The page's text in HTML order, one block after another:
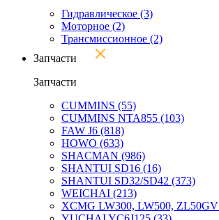
Гидравлическое (3)
Моторное (2)
Трансмиссионное (2)
Запчасти
Запчасти
CUMMINS (55)
CUMMINS NTA855 (103)
FAW J6 (818)
HOWO (633)
SHACMAN (986)
SHANTUI SD16 (16)
SHANTUI SD32/SD42 (373)
WEICHAI (213)
XCMG LW300, LW500, ZL50GV